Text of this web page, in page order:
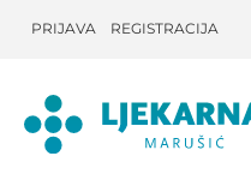
PRIJAVA REGISTRACIJA